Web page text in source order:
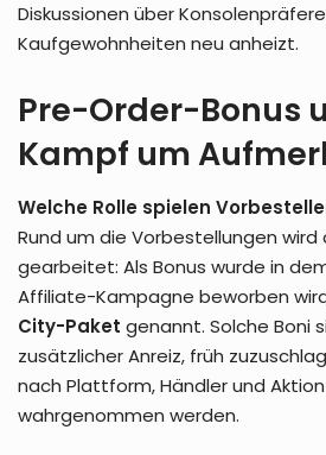
Diskussionen über
Kaufgewohnheiten neu anheizt.
Pre-Order-Bonus
Kampf um
Welche Rolle spielen
Rund um die Vorbestellungen wird
gearbeitet: Als Bonus wurde in
Affiliate-Kampagne beworben
City-Paket genannt. Solche Boni
zusätzlicher Anreiz, früh
nach Plattform, Händler und
wahrgenommen werden.